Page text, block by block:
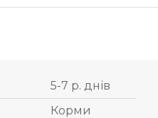
5-7 р. днів
Корми